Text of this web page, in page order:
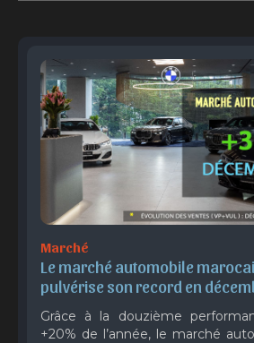
Marché
Le marché automobile
pulvérise son record en
Grâce à la douzième
+20% de l’année, le marché